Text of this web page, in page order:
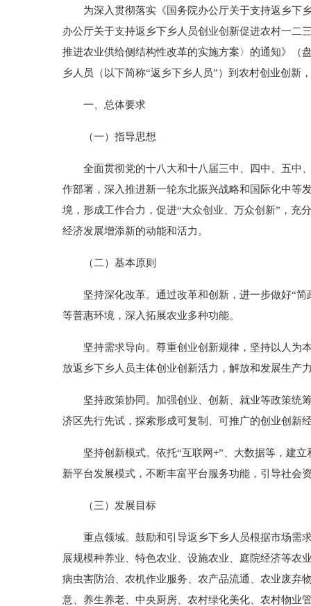
为深入贯彻落实《国务院办公厅关于支持返乡下乡
办公厅关于支持返乡下乡人员创业创新促进农村一二
推进农业供给侧结构性改革的实施方案〉的通知》（
乡人员（以下简称“返乡下乡人员”）到农村创业创新
一、总体要求
（一）指导思想
全面贯彻党的十八大和十八届三中、四中、五中、
作部署，深入推进新一轮东北振兴战略和国际化中等
境，形成工作合力，促进“大众创业、万众创新”，充
经济发展增添新的动能和活力。
（二）基本原则
坚持深化改革。通过改革和创新，进一步做好“简
等普惠环境，深入拓展农业多种功能。
坚持需求导向。尊重创业创新规律，坚持以人为本
放返乡下乡人员主体创业创新活力，解放和发展生产
坚持政策协同。加强创业、创新、就业等政策统筹
济区先行先试，探索形成可复制、可推广的创业创新
坚持创新模式。依托“互联网+”、大数据等，建立
新平台发展模式，不断丰富平台服务功能，引导社会
（三）发展目标
重点领域。鼓励和引导返乡下乡人员根据市场需求
展规模种养业、特色农业、设施农业、庭院经济等农
病虫害防治、农机作业服务、农产品流通、农业废弃
意、养生养老、中央厨房、农村绿化美化、农村物业